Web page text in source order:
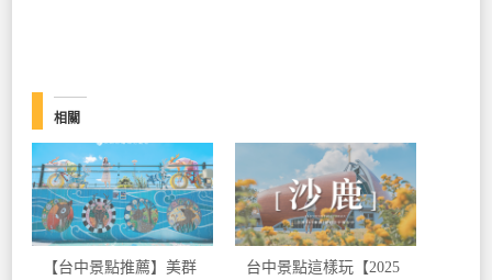
相關
【台中景點推薦】美群
台中景點這樣玩【2025